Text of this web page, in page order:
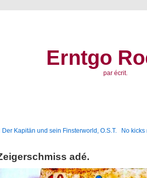
Erntgo
par écrit.
Der Kapitän und sein Finsterworld, O.S.T. No
adé.